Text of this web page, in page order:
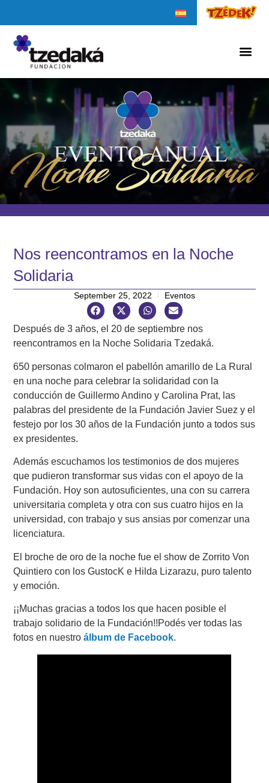
Nos reencontramos en la Noche
Solidaria
September 25, 2022 Eventos
Después de 3 años, el 20 de septiembre nos
reencontramos en la Noche Solidaria Tzedaká.
650 personas colmaron el pabellón amarillo de La Rural
en una noche para celebrar la solidaridad con la
conducción de Guillermo Andino y Carolina Prat, las
palabras del presidente de la Fundación Javier Suez y el
festejo por los 30 años de la Fundación junto a todos sus
ex presidentes.
Además escuchamos los testimonios de dos mujeres
que pudieron transformar sus vidas con el apoyo de la
Fundación. Hoy son autosuficientes, una con su carrera
universitaria completa y otra con sus cuatro hijos en la
universidad, con trabajo y sus ansias por comenzar una
licenciatura.
El broche de oro de la noche fue el show de Zorrito Von
Quintiero con los GustocK e Hilda Lizarazu, puro talento
y emoción.
¡¡Muchas gracias a todos los que hacen posible el
trabajo solidario de la Fundación!!Podés ver todas las
fotos en nuestroálbum de Facebook.